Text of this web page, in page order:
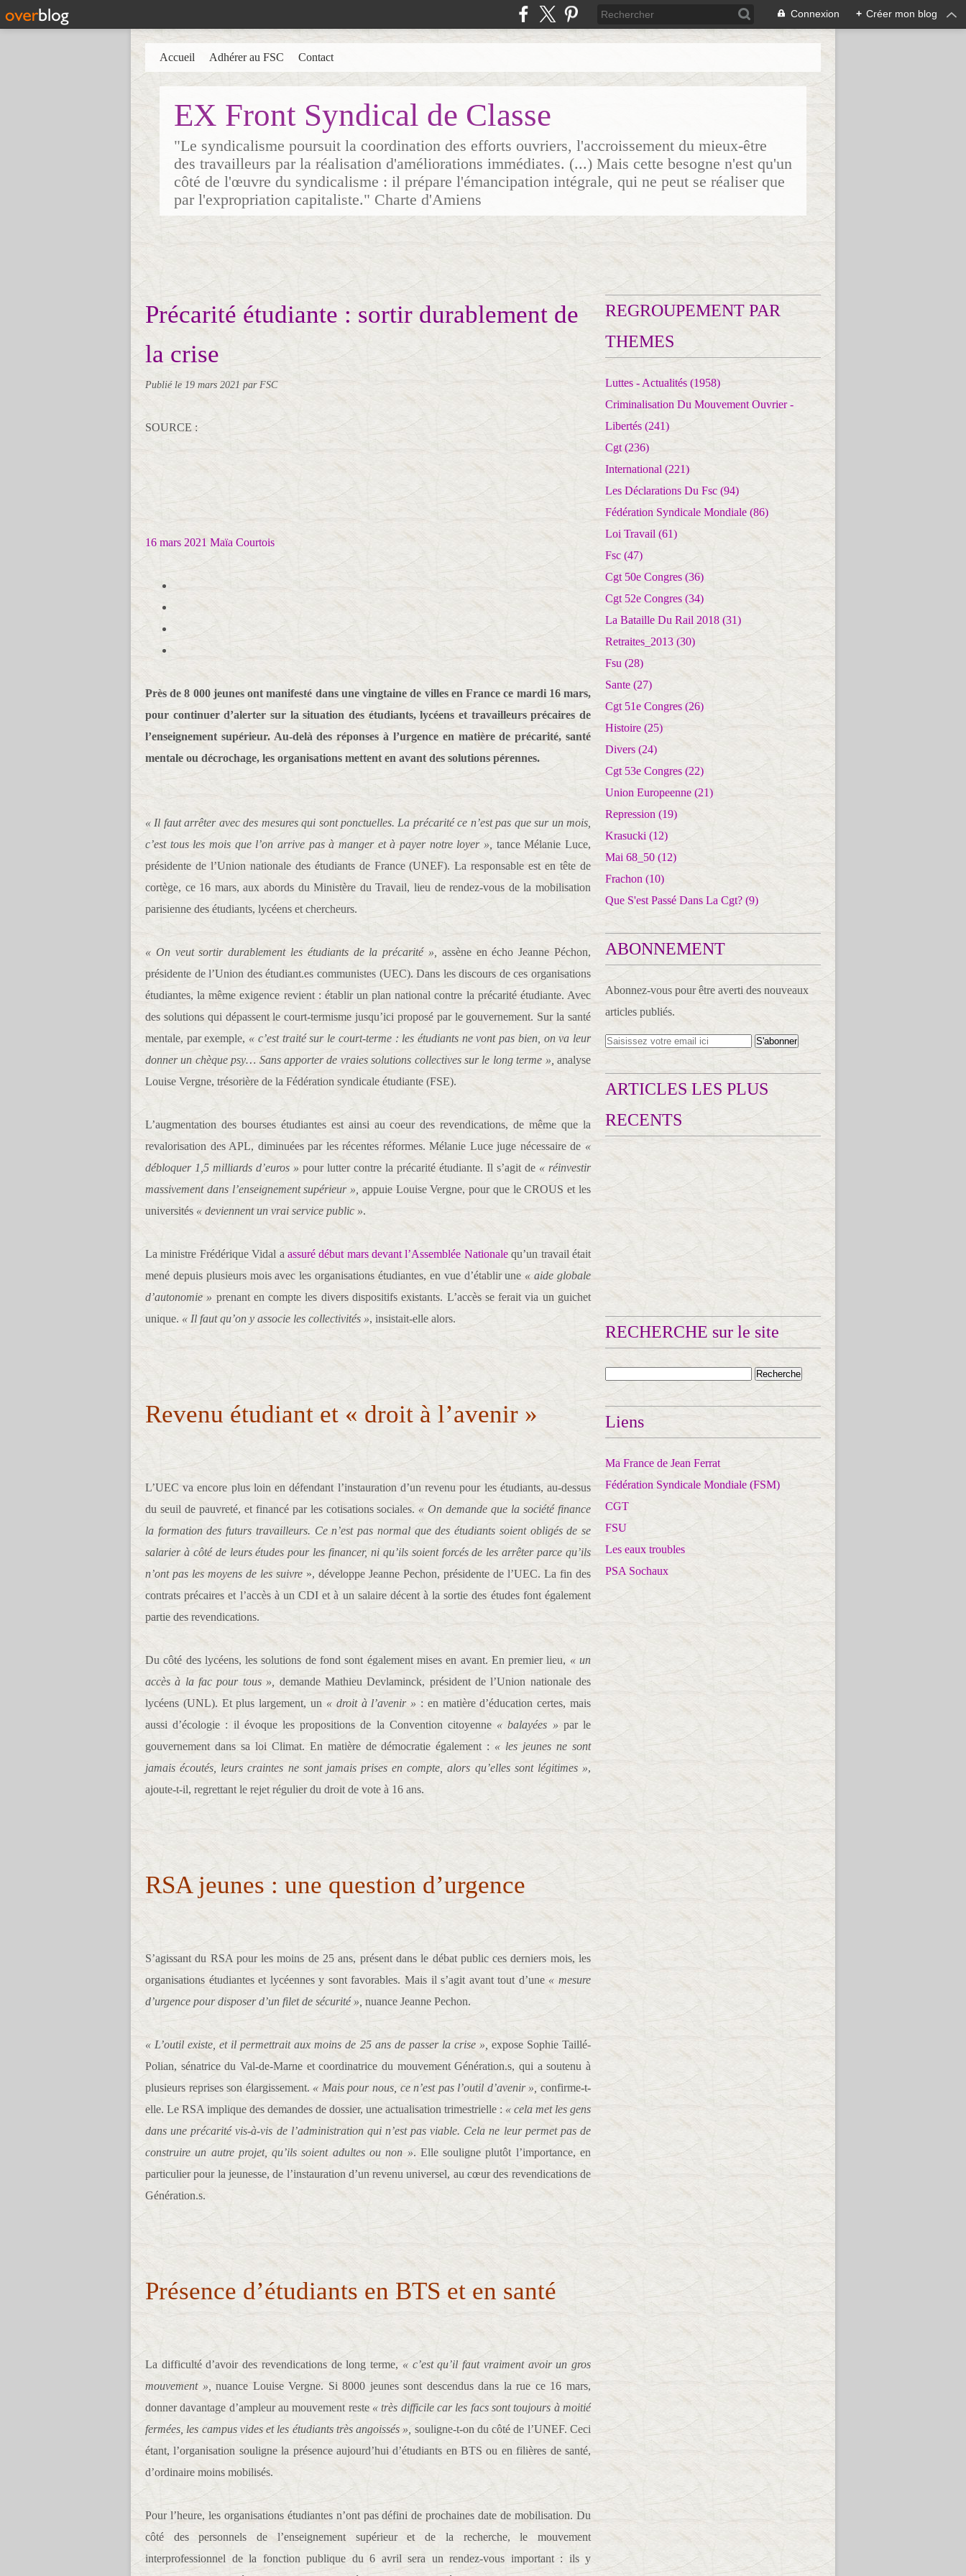
Connexion + Créer mon blog
EX Front Syndical de Classe
"Le syndicalisme poursuit la coordination des efforts ouvriers, l'accroissement du mieux-être
des travailleurs par la réalisation d'améliorations immédiates. (...) Mais cette besogne n'est qu'un
côté de l'œuvre du syndicalisme : il prépare l'émancipation intégrale, qui ne peut se réaliser que
par l'expropriation capitaliste." Charte d'Amiens
Accueil Adhérer au FSC Contact
Précarité étudiante : sortir durablement de
la crise
Publié le 19 mars 2021 par FSC
SOURCE :
16 mars 2021 Maïa Courtois
Près de 8 000 jeunes ont manifesté dans une vingtaine de villes en France ce mardi 16 mars,
pour continuer d’alerter sur la situation des étudiants, lycéens et travailleurs précaires de
l’enseignement supérieur. Au-delà des réponses à l’urgence en matière de précarité, santé
mentale ou décrochage, les organisations mettent en avant des solutions pérennes.
« Il faut arrêter avec des mesures qui sont ponctuelles. La précarité ce n’est pas que sur un mois,
c’est tous les mois que l’on arrive pas à manger et à payer notre loyer »,
tance Mélanie Luce,
présidente de l’Union nationale des étudiants de France (UNEF). La responsable est en tête de
cortège, ce 16 mars, aux abords du Ministère du Travail, lieu de rendez-vous de la mobilisation
parisienne des étudiants, lycéens et chercheurs.
« On veut sortir durablement les étudiants de la précarité »,
assène en écho Jeanne Péchon,
présidente de l’Union des étudiant.es communistes (UEC). Dans les discours de ces organisations
étudiantes, la même exigence revient : établir un plan national contre la précarité étudiante. Avec
des solutions qui dépassent le court-termisme jusqu’ici proposé par le gouvernement. Sur la santé
mentale, par exemple, « c’est traité sur le court-terme : les étudiants ne vont pas bien, on va leur
donner un chèque psy… Sans apporter de vraies solutions collectives sur le long terme », analyse
Louise Vergne, trésorière de la Fédération syndicale étudiante (FSE).
L’augmentation des bourses étudiantes est ainsi au coeur des revendications, de même que la
revalorisation des APL, diminuées par les récentes réformes. Mélanie Luce juge nécessaire de «
débloquer 1,5 milliards d’euros » pour lutter contre la précarité étudiante. Il s’agit de « réinvestir
massivement dans l’enseignement supérieur », appuie Louise Vergne, pour que le CROUS et les
universités « deviennent un vrai service public ».
La ministre Frédérique Vidal a assuré début mars devant l’Assemblée Nationalequ’un travail était
mené depuis plusieurs mois avec les organisations étudiantes, en vue d’établir une « aide globale
d’autonomie » prenant en compte les divers dispositifs existants. L’accès se ferait via un guichet
unique. « Il faut qu’on y associe les collectivités », insistait-elle alors.
Revenu étudiant et « droit à l’avenir »
L’UEC va encore plus loin en défendant l’instauration d’un revenu pour les étudiants, au-dessus
du seuil de pauvreté, et financé par les cotisations sociales. « On demande que la société finance
la formation des futurs travailleurs. Ce n’est pas normal que des étudiants soient obligés de se
salarier à côté de leurs études pour les financer, ni qu’ils soient forcés de les arrêter parce qu’ils
n’ont pas les moyens de les suivre », développe Jeanne Pechon, présidente de l’UEC. La fin des
contrats précaires et l’accès à un CDI et à un salaire décent à la sortie des études font également
partie des revendications.
Du côté des lycéens, les solutions de fond sont également mises en avant. En premier lieu, « un
accès à la fac pour tous »,
demande Mathieu Devlaminck, président de l’Union nationale des
lycéens (UNL). Et plus largement, un « droit à l’avenir » : en matière d’éducation certes, mais
aussi d’écologie : il évoque les propositions de la Convention citoyenne « balayées » par le
gouvernement dans sa loi Climat. En matière de démocratie également : « les jeunes ne sont
jamais écoutés, leurs craintes ne sont jamais prises en compte, alors qu’elles sont légitimes »,
ajoute-t-il, regrettant le rejet régulier du droit de vote à 16 ans.
RSA jeunes : une question d’urgence
S’agissant du RSA pour les moins de 25 ans, présent dans le débat public ces derniers mois, les
organisations étudiantes et lycéennes y sont favorables. Mais il s’agit avant tout d’une« mesure
d’urgence pour disposer d’un filet de sécurité », nuance Jeanne Pechon.
« L’outil existe, et il permettrait aux moins de 25 ans de passer la crise », expose Sophie Taillé-
Polian, sénatrice du Val-de-Marne et coordinatrice du mouvement Génération.s, qui a soutenu à
plusieurs reprises son élargissement.« Mais pour nous, ce n’est pas l’outil d’avenir »,confirme-t-
elle. Le RSA implique des demandes de dossier, une actualisation trimestrielle : « cela met les gens
dans une précarité vis-à-vis de l’administration qui n’est pas viable. Cela ne leur permet pas de
construire un autre projet, qu’ils soient adultes ou non ». Elle souligne plutôt l’importance, en
particulier pour la jeunesse, de l’instauration d’un revenu universel, au cœur des revendications de
Génération.s.
Présence d’étudiants en BTS et en santé
La difficulté d’avoir des revendications de long terme, « c’est qu’il faut vraiment avoir un gros
mouvement »,
nuance Louise Vergne. Si 8000 jeunes sont descendus dans la rue ce 16 mars,
donner davantage d’ampleur au mouvement reste « très difficile car les facs sont toujours à moitié
fermées, les campus vides et les étudiants très angoissés », souligne-t-on du côté de l’UNEF. Ceci
étant, l’organisation souligne la présence aujourd’hui d’étudiants en BTS ou en filières de santé,
d’ordinaire moins mobilisés.
Pour l’heure, les organisations étudiantes n’ont pas défini de prochaines date de mobilisation. Du
côté des personnels de l’enseignement supérieur et de la recherche, le mouvement
interprofessionnel de la fonction publique du 6 avril sera un rendez-vous important : ils y
REGROUPEMENT PAR
THEMES
Luttes - Actualités (1958)
Criminalisation Du Mouvement Ouvrier -
Libertés (241)
Cgt (236)
International (221)
Les Déclarations Du Fsc (94)
Fédération Syndicale Mondiale (86)
Loi Travail (61)
Fsc (47)
Cgt 50e Congres (36)
Cgt 52e Congres (34)
La Bataille Du Rail 2018 (31)
Retraites_2013 (30)
Fsu (28)
Sante (27)
Cgt 51e Congres (26)
Histoire (25)
Divers (24)
Cgt 53e Congres (22)
Union Europeenne (21)
Repression (19)
Krasucki (12)
Mai 68_50 (12)
Frachon (10)
Que S'est Passé Dans La Cgt? (9)
ABONNEMENT
Abonnez-vous pour être averti des nouveaux
articles publiés.
ARTICLES LES PLUS
RECENTS
RECHERCHE sur le site
Liens
Ma France de Jean Ferrat
Fédération Syndicale Mondiale (FSM)
CGT
FSU
Les eaux troubles
PSA Sochaux